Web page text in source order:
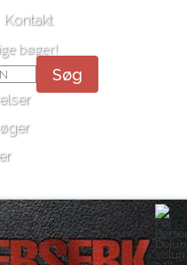
Kontakt
bøger!
Søg